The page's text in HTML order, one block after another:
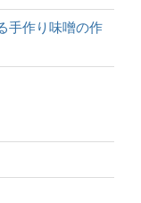
手作り味噌の作